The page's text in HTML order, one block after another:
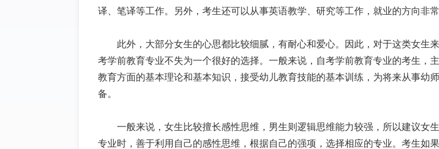
译、笔译等工作。另外，考生还可以从事英语教学、研究等工作，就业的方向非
此外，大部分女生的心思都比较细腻，有耐心和爱心。因此，对于这类女生
考学前教育专业不失为一个很好的选择。一般来说，自考学前教育专业的考生，
教育方面的基本理论和基本知识，接受幼儿教育技能的基本训练，为将来从事幼
备。
一般来说，女生比较擅长感性思维，男生则逻辑思维能力较强，所以建议女
专业时，善于利用自己的感性思维，根据自己的强项，选择相应的专业。考生如